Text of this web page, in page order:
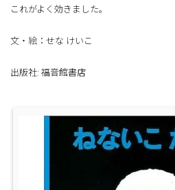
これがよく効きました。
文・絵：せな けいこ
出版社: 福音館書店